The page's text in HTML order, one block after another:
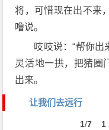
将，可惜现在出不来
噜说。
吱吱说：“帮你出
灵活地一拱，把猪圈
出来。
让我们去远行
1/7 1